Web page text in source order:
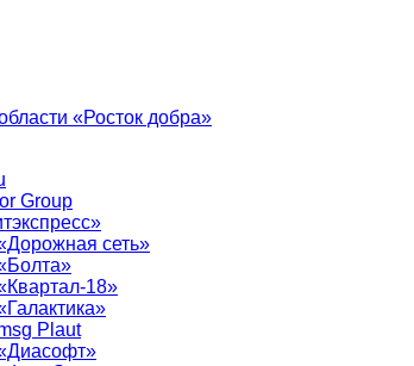
«Росток добра»
Group
сеть»
18»
Plaut